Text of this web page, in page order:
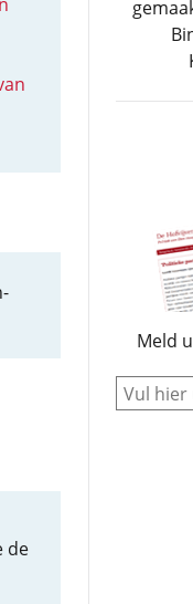
de
Meld